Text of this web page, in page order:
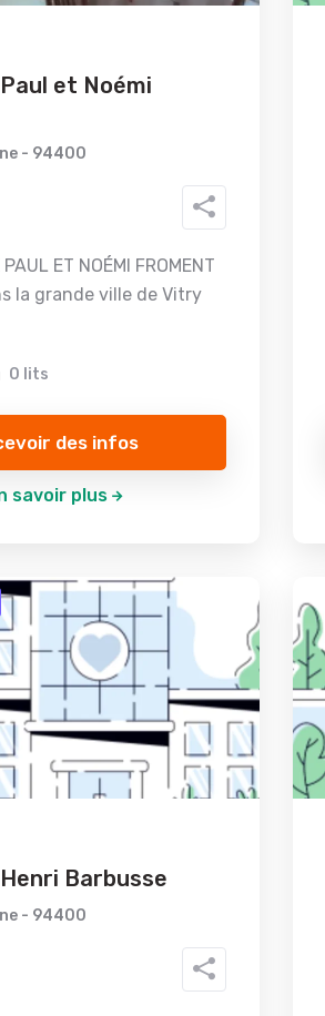
et Noémi
- 94400
ET NOÉMI FROMENT
la grande ville de Vitry
0 lits
des infos
savoir plus
Barbusse
- 94400